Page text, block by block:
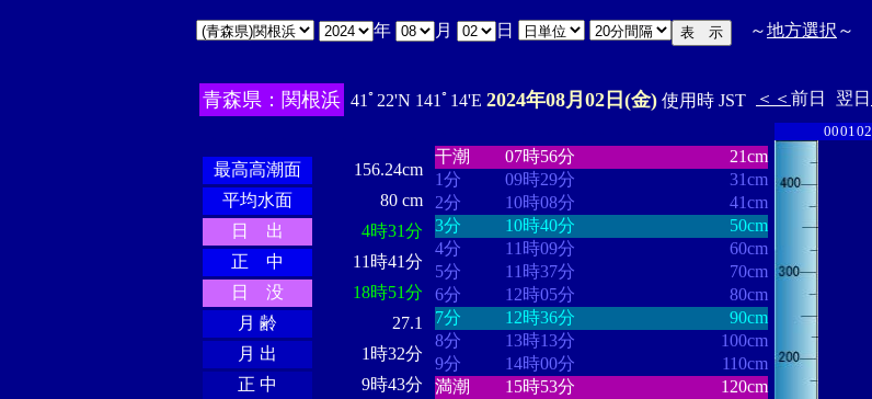
年 月 日 ～地方選択 ～
青森県：関根浜 41ﾟ22'N 141ﾟ14'E 2024年08月02日(金) 使用時 JST ＜＜ 前日 翌日
最高高潮面
156.24cm
平均水面
80 cm
日 出
4時31分
正 中
11時41分
日 没
18時51分
月 齢
27.1
月 出
1時32分
正 中
9時43分
干潮
07時56分
21cm
1分
09時29分
31cm
2分
10時08分
41cm
3分
10時40分
50cm
4分
11時09分
60cm
5分
11時37分
70cm
6分
12時05分
80cm
7分
12時36分
90cm
8分
13時13分
100cm
9分
14時00分
110cm
満潮
15時53分
120cm
000102